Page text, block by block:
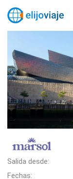
Salida desde:
Fechas: